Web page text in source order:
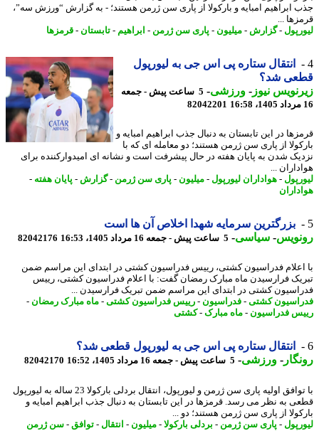
ابراهیم امبایه و بارکولا از پاری سن ژرمن هستند؛ - به گزارش “ورزش سه”،
...
-گزارش -میلیون-پاری سن ژرمن -ابراهیم -تابستان-قرمزها
انتقال ستاره پی اس جی به لیورپول
شد؟
نیوز-ورزشی-
5 ساعت پیش - جمعه
82042201
در این تابستان به دنبال جذب ابراهیم امبایه و
از پاری سن ژرمن هستند؛ دو معامله ای که با
شدن به پایان هفته در حال پیشرفت است و نشانه ای امیدوارکننده برای
...
-هواداران لیورپول -میلیون-پاری سن ژرمن -گزارش -پایان هفته-
بزرگترین سرمایه شهدا اخلاص آن ها است
-سیاسی-5 ساعت پیش - جمعه 16 مرداد 1405، 16:53 82042176
فدراسیون کشتی، رییس فدراسیون کشتی در ابتدای این مراسم ضمن
فرارسیدن ماه مبارک رمضان گفت: با اعلام فدراسیون کشتی، رییس
کشتی در ابتدای این مراسم ضمن تبریک فرارسیدن ...
کشتی-فدراسیون-رییس فدراسیون کشتی-ماه مبارک رمضان-
فدراسیون-ماه مبارک- کشتی
انتقال ستاره پی اس جی به لیورپول قطعی شد؟
-ورزشی-5 ساعت پیش - جمعه 16 مرداد 1405، 16:52 82042170
با توافق اولیه پاری سن ژرمن و لیورپول، انتقال بردلی بارکولا 23 ساله به لیورپول
به نظر می رسد. قرمزها در این تابستان به دنبال جذب ابراهیم امبایه و
از پاری سن ژرمن هستند؛ دو ...
-پاری سن ژرمن -بردلی بارکولا -میلیون-انتقال-توافق-سن ژرمن